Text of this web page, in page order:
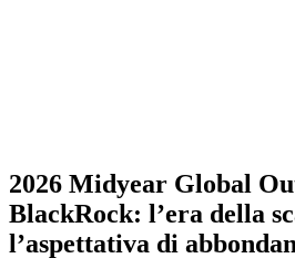
2026 Midyear Global
BlackRock: l’era della
l’aspettativa di